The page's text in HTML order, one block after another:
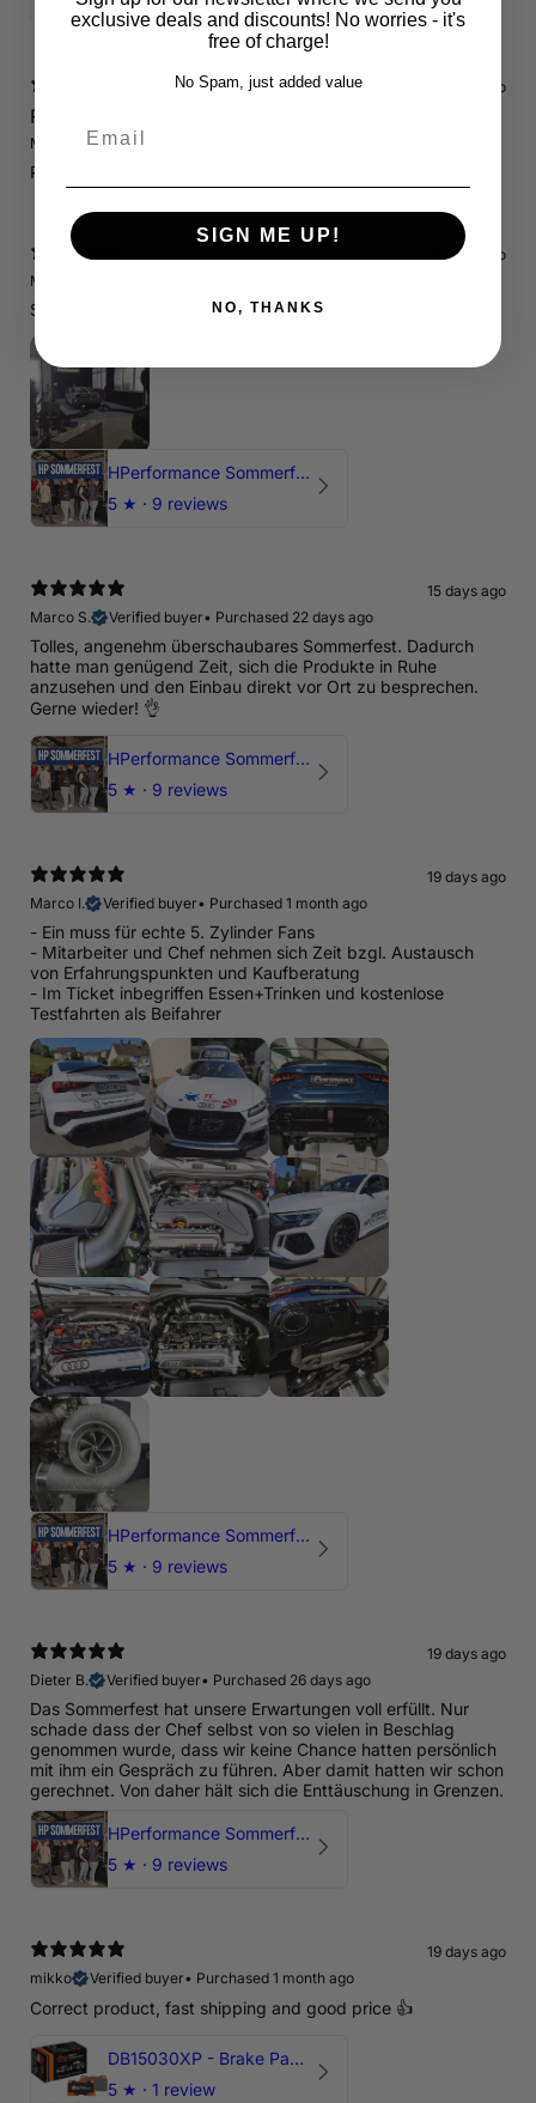
15 days ago
RS3 8P
Marcin J. Verified buyer
Polecam !
15 days ago
Marcin J.
Świetnie spedzony czas , Pozdrawiam
HPerformance Sommerfest 2026
5 ★ · 9 reviews
15 days ago
Marco S.
Verified buyer• Purchased 22 days ago
Tolles, angenehm überschaubares Sommerfest. Dadurch
hatte man genügend Zeit, sich die Produkte in Ruhe
anzusehen und den Einbau direkt vor Ort zu besprechen.
Gerne wieder! 👌
HPerformance Sommerfest 2026
5 ★ · 9 reviews
19 days ago
Marco I.
Verified buyer• Purchased 1 month ago
- Ein muss für echte 5. Zylinder Fans
- Mitarbeiter und Chef nehmen sich Zeit bzgl. Austausch
von Erfahrungspunkten und Kaufberatung
- Im Ticket inbegriffen Essen+Trinken und kostenlose
Testfahrten als Beifahrer
HPerformance Sommerfest 2026
5 ★ · 9 reviews
19 days ago
Dieter B.
Verified buyer• Purchased 26 days ago
Das Sommerfest hat unsere Erwartungen voll erfüllt. Nur
schade dass der Chef selbst von so vielen in Beschlag
genommen wurde, dass wir keine Chance hatten persönlich
mit ihm ein Gespräch zu führen. Aber damit hatten wir schon
gerechnet. Von daher hält sich die Enttäuschung in Grenzen.
HPerformance Sommerfest 2026
5 ★ · 9 reviews
19 days ago
mikko
Verified buyer• Purchased 1 month ago
Correct product, fast shipping and good price 👍
DB15030XP - Brake Pads Xtreme Performance | Front Axle
5 ★ · 1 review
exclusive deals and discounts! No worries - it's
free of charge!
No Spam, just added value
SIGN ME UP!
NO, THANKS